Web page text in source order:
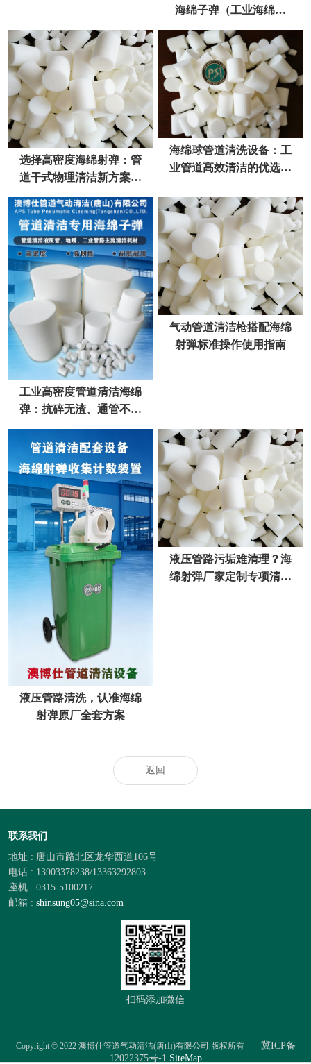
海绵子弹（工业海绵射
弹）
选择高密度海绵射弹：管
道干式物理清洁新方案去
污不伤管
海绵球管道清洗设备：工
业管道高效清洁的优选方
工业高密度管道清洁海绵
弹：抗碎无渣、通管不卡
弹，厂家直供更省心
气动管道清洁枪搭配海绵
射弹标准操作使用指南
液压管路清洗，认准海绵
射弹原厂全套方案
液压管路污垢难清理？海
绵射弹厂家定制专项清洁
返回
联系我们
地址 : 唐山市路北区龙华西道106号
电话 : 13903378238/13363292803
座机 : 0315-5100217
邮箱 : shinsung05@sina.com
扫码添加微信
Copyright © 2022 澳博仕管道气动清洁(唐山)有限公司 版权所有
冀ICP备
12022375号-1 SiteMap